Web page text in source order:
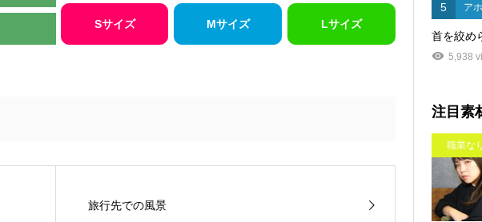
Sサイズ Mサイズ Lサイズ
旅行先での風景
5 アホ
首を絞め
5,938
注目素
職業な